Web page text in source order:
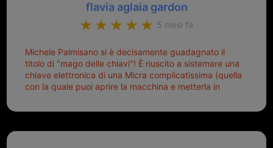
flavia aglaia gardon
5 mesi fa
Michele Palmisano si è decisamente guadagnato il
titolo di "mago delle chiavi"! È riuscito a sistemare una
chiave elettronica di una Micra complicatissima (quella
con la quale puoi aprire la macchina e metterla in
pronta per la pattumiera... Avevo passato mesi con le
il coperchietto, la chiave era fissata con un filo di